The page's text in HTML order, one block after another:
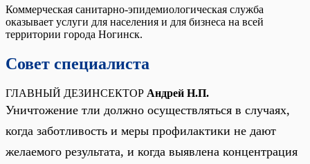
Коммерческая санитарно-эпидемиологическая служба
оказывает услуги для населения и для бизнеса на всей
территории города Ногинск.
Совет специалиста
ГЛАВНЫЙ ДЕЗИНСЕКТОР Андрей Н.П.
Уничтожение тли должно осуществляться в случаях,
когда заботливость и меры профилактики не дают
желаемого результата, и когда выявлена концентрация